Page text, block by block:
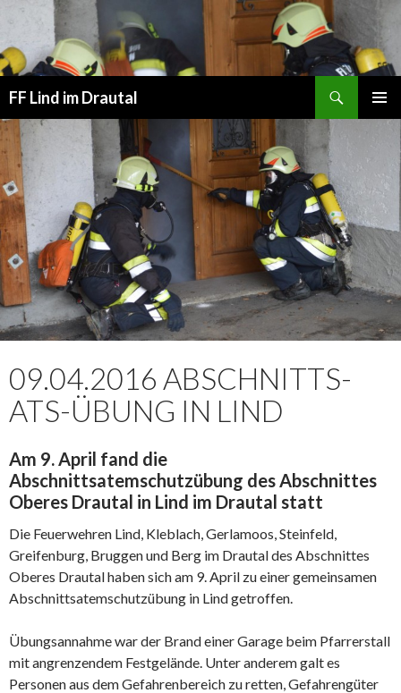
FF Lind im Drautal
ZUM
INHALT
09.04.2016 ABSCHNITTS-
ATS-ÜBUNG IN LIND
Am 9. April fand die
Abschnittsatemschutzübung des Abschnittes
Oberes Drautal in Lind im Drautal statt
Die Feuerwehren Lind, Kleblach, Gerlamoos, Steinfeld,
Greifenburg, Bruggen und Berg im Drautal des Abschnittes
Oberes Drautal haben sich am 9. April zu einer gemeinsamen
Abschnittsatemschutzübung in Lind getroffen.
Übungsannahme war der Brand einer Garage beim Pfarrerstall
mit angrenzendem Festgelände. Unter anderem galt es
Personen aus dem Gefahrenbereich zu retten, Gefahrengüter